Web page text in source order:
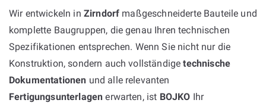
Wir entwickeln in Zirndorf maßgeschneiderte Bauteile und
komplette Baugruppen, die genau Ihren technischen
Spezifikationen entsprechen. Wenn Sie nicht nur die
Konstruktion, sondern auch vollständigetechnische
Dokumentationen und alle relevanten
Fertigungsunterlagen erwarten, ist BOJKO Ihr